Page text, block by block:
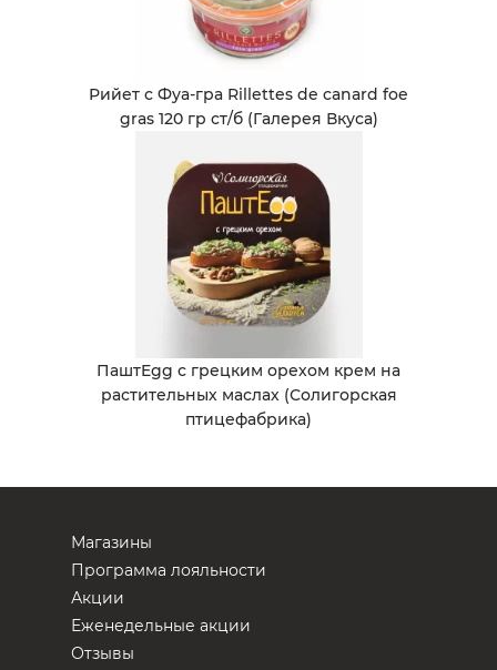
Рийет с Фуа-гра Rillettes de canard foe
gras 120 гр ст/б (Галерея Вкуса)
ПаштEgg с грецким орехом крем на
растительных маслах (Солигорская
птицефабрика)
Магазины
Программа лояльности
Акции
Еженедельные акции
Отзывы